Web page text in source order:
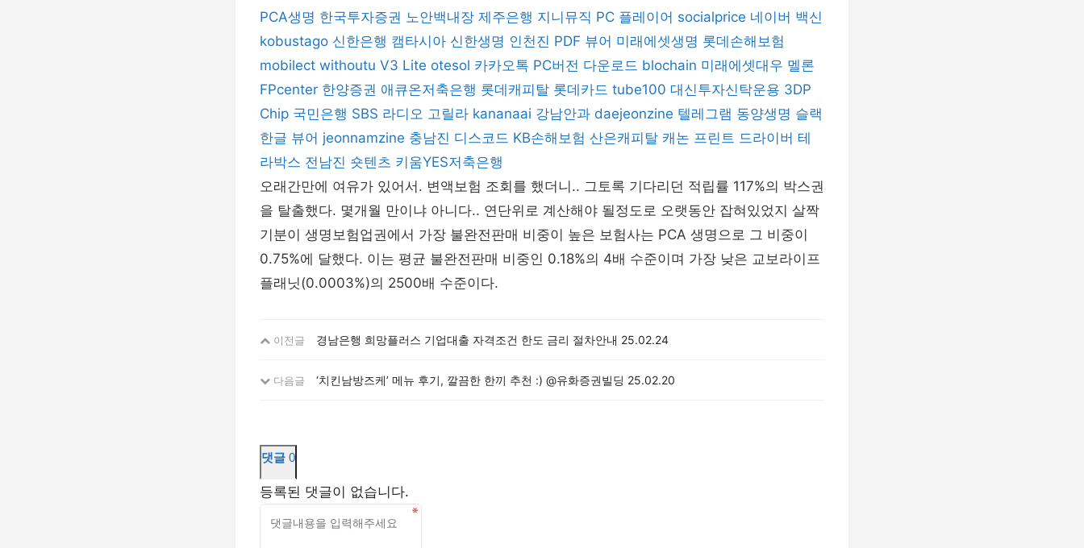
PCA생명 한국투자증권 노안백내장 제주은행 지니뮤직 PC 플레이어 socialprice 네이버 백신
kobustago 신한은행 캠타시아 신한생명 인천진 PDF 뷰어 미래에셋생명 롯데손해보험
mobilect withoutu V3 Lite otesol 카카오톡 PC버전 다운로드 blochain 미래에셋대우 멜론
FPcenter 한양증권 애큐온저축은행 롯데캐피탈 롯데카드 tube100 대신투자신탁운용 3DP
Chip 국민은행 SBS 라디오 고릴라 kananaai 강남안과 daejeonzine 텔레그램 동양생명 슬랙
한글 뷰어 jeonnamzine 충남진 디스코드 KB손해보험 산은캐피탈 캐논 프린트 드라이버 테
라박스 전남진 숏텐츠 키움YES저축은행
오래간만에 여유가 있어서. 변액보험 조회를 했더니.. 그토록 기다리던 적립률 117%의 박스권
을 탈출했다. 몇개월 만이냐 아니다.. 연단위로 계산해야 될정도로 오랫동안 잡혀있었지 살짝
기분이 생명보험업권에서 가장 불완전판매 비중이 높은 보험사는 PCA 생명으로 그 비중이
0.75%에 달했다. 이는 평균 불완전판매 비중인 0.18%의 4배 수준이며 가장 낮은 교보라이프
플래닛(0.0003%)의 2500배 수준이다.
이전글 경남은행 희망플러스 기업대출 자격조건 한도 금리 절차안내 25.02.24
다음글 ‘치킨남방즈케’ 메뉴 후기, 깔끔한 한끼 추천 :) @유화증권빌딩 25.02.20
댓글 0
등록된 댓글이 없습니다.